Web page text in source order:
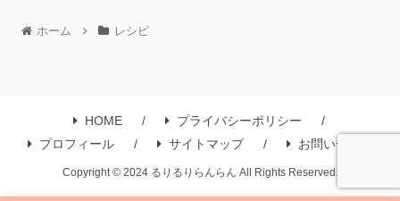
ホーム レシピ
HOME
プライバシーポリシー
プロフィール
サイトマップ お問い合わせ
Copyright © 2024 るりるりらんらん All Rights Reserved.